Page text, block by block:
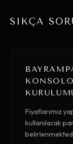
SIKÇA
Fiyatlarımız
kullanılacak